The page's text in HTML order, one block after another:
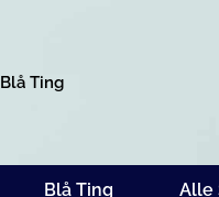
Blå Ting
Blå Ting Alle